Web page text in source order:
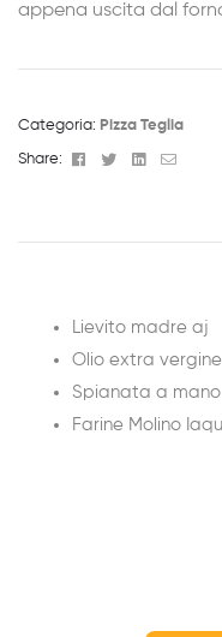
appena uscita dal
Categoria: Pizza Teglia
Share: Facebook
TwitterLinkedin
Email
Lievito madre aj
Olio extra
Spianata a mano
Farine Molino